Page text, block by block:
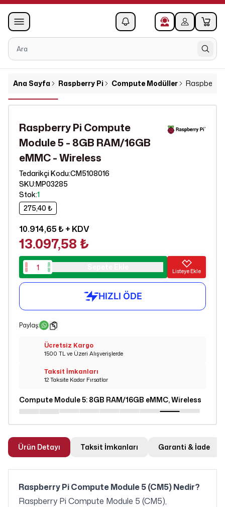
0
Ana Sayfa Raspberry Pi Compute Modüller Raspberry
Raspberry Pi Compute
Module 5 - 8GB RAM/16GB
eMMC - Wireless
Tedarikçi Kodu:CM5108016
SKU:MP03285
Stok:1
275,40 ₺
10.914,65 ₺+ KDV
13.097,58 ₺
Listeye Ekle
Paylaş:
Ücretsiz Kargo
1500 TL ve Üzeri Alışverişlerde
Taksit İmkanları
12 Taksite Kadar Fırsatlar
Compute Module 5: 8GB RAM/16GB eMMC, Wireless
Ürün Detayı Taksit İmkanları Garanti & İade
Raspberry Pi Compute Module 5 (CM5) Nedir?
Raspberry Pi Compute Module 5 (CM5),